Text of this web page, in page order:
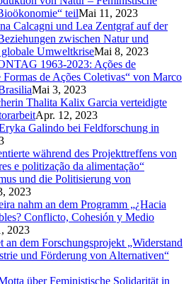
teilMai 11, 2023
Calcagni und Lea Zentgraf auf der
zwischen Natur und
UmweltkriseMai 8, 2023
1963-2023: Ações de
de Ações Coletivas“ von Marco
Mai 3, 2023
Thalita Kalix Garcia verteidigte
Apr. 12, 2023
Galindo bei Feldforschung in
während des Projekttreffens von
e politização da alimentação“
und die Politisierung von
2023
nahm an dem Programm „¿Hacia
Conflicto, Cohesión y Medio
2023
an dem Forschungsprojekt „Widerstand
und Förderung von Alternativen“
über Feministische Solidarität in